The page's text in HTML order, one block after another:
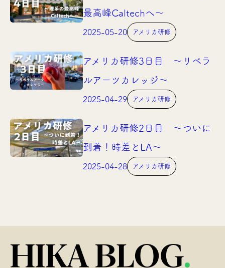
最高峰Caltechへ〜
2025-05-20 アメリカ研修
アメリカ研修3日目 〜リベラ
ルアーツカレッジ〜
2025-04-29 アメリカ研修
アメリカ研修2日目 〜ついに
到着！時差とLA〜
2025-04-28 アメリカ研修